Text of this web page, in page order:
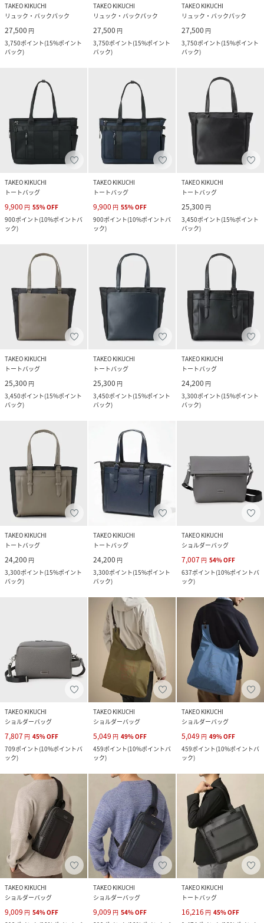
TAKEO KIKUCHI
リュック・バックパック
27,500 円
3,750ポイント(15%ポイント
バック)
TAKEO KIKUCHI
リュック・バックパック
27,500 円
3,750ポイント(15%ポイント
バック)
TAKEO KIKUCHI
リュック・バックパック
27,500 円
3,750ポイント(15%ポイント
バック)
TAKEO KIKUCHI
トートバッグ
9,900 円 55%OFF
900ポイント(10%ポイントバ
ック)
TAKEO KIKUCHI
トートバッグ
9,900 円 55%OFF
900ポイント(10%ポイントバ
ック)
TAKEO KIKUCHI
トートバッグ
25,300 円
3,450ポイント(15%ポイント
バック)
TAKEO KIKUCHI
トートバッグ
25,300 円
3,450ポイント(15%ポイント
バック)
TAKEO KIKUCHI
トートバッグ
25,300 円
3,450ポイント(15%ポイント
バック)
TAKEO KIKUCHI
トートバッグ
24,200 円
3,300ポイント(15%ポイント
バック)
TAKEO KIKUCHI
トートバッグ
24,200 円
3,300ポイント(15%ポイント
バック)
TAKEO KIKUCHI
トートバッグ
24,200 円
3,300ポイント(15%ポイント
バック)
TAKEO KIKUCHI
ショルダーバッグ
7,007 円 54%OFF
637ポイント(10%ポイントバ
ック)
TAKEO KIKUCHI
ショルダーバッグ
7,807 円 45%OFF
709ポイント(10%ポイントバ
ック)
TAKEO KIKUCHI
ショルダーバッグ
5,049 円 49%OFF
459ポイント(10%ポイントバ
ック)
TAKEO KIKUCHI
ショルダーバッグ
5,049 円 49%OFF
459ポイント(10%ポイントバ
ック)
TAKEO KIKUCHI
ショルダーバッグ
9,009 円 54%OFF
TAKEO KIKUCHI
ショルダーバッグ
9,009 円 54%OFF
TAKEO KIKUCHI
トートバッグ
16,216 円 45%OFF